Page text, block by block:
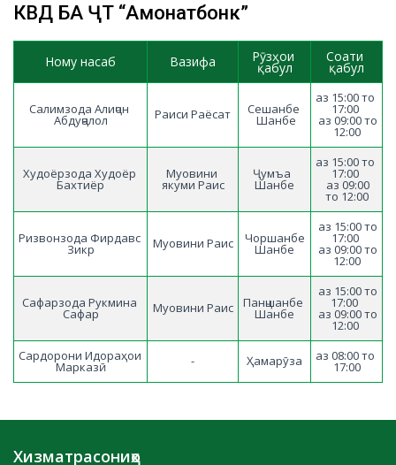
КВД БА ҶТ “Амонатбонк”
Ному насаб Вазифа Рӯзҳои
қабул
Соати
қабул
Салимзода Алиҷон
Абдуҷалол Раиси Раёсат Сешанбе
Шанбе
аз 15:00 то
17:00
12:00
Худоёрзода Худоёр
Бахтиёр
Муовини
якуми Раис
Ҷумъа
Шанбе
аз 15:00 то
17:00
то 12:00
Ризвонзода Фирдавс
Зикр Муовини Раис Чоршанбе
Шанбе
17:00
12:00
Сафарзода Рукмина
Сафар Муовини Раис Панҷшанбе
Шанбе
17:00
12:00
Сардорони Идораҳои
Марказӣ - Ҳамарӯза аз 08:00 то
17:00
Хизматрасониҳо